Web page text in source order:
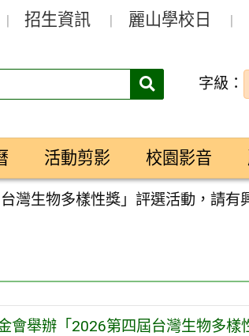
招生資訊 麗山學校日
搜
字級：
活動剪影 校園影音
灣生物多樣性獎」評選活動，請有
會舉辦「2026第四屆台灣生物多樣